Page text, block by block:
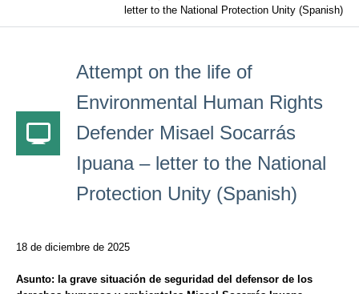
letter to the National Protection Unity (Spanish)
Attempt on the life of
Environmental Human Rights
Defender Misael Socarrás
Ipuana – letter to the National
Protection Unity (Spanish)
18 de diciembre de 2025
Asunto: la grave situación de seguridad del defensor de los